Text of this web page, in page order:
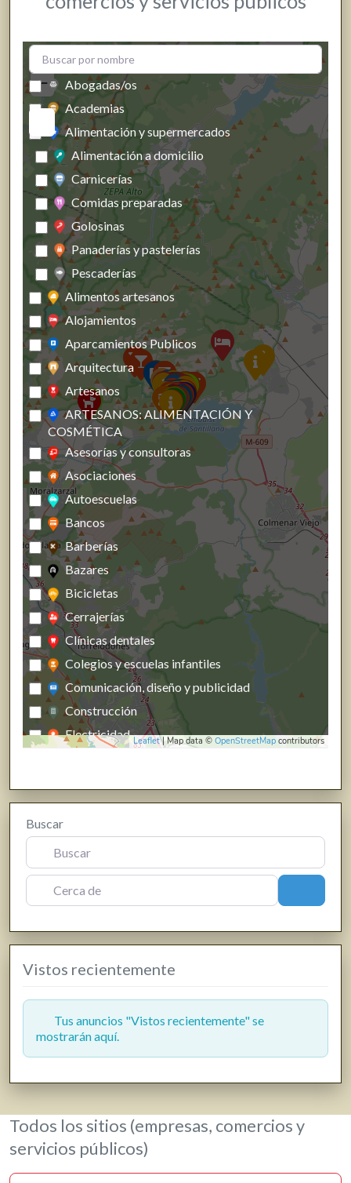
+
−
Leaflet| Map data © OpenStreetMap contributors
Abogadas/os
Academias
Alimentación y supermercados
Alimentación a domicilio
Carnicerías
Comidas preparadas
Golosinas
Panaderías y pastelerías
Pescaderías
Alimentos artesanos
Alojamientos
Aparcamientos Publicos
Arquitectura
Artesanos
ARTESANOS: ALIMENTACIÓN Y
COSMÉTICA
Asesorías y consultoras
Asociaciones
Autoescuelas
Bancos
Barberías
Bazares
Bicicletas
Cerrajerías
Clínicas dentales
Colegios y escuelas infantiles
Comunicación, diseño y publicidad
Construcción
Electricidad
Farmacias, parafarmacias y herbolarios
Fisioterapia
Floristerías
Fotografía y producción audiovisual
Gasóleo
Gasolineras
Hostelería y restauración
Informática y telecomunicaciones
Jardinería y viveros
Librerías, papelerías e impresión digital
Loterías
Buscar
Cerca de
Vistos recientemente
Tus anuncios "Vistos recientemente" se
mostrarán aquí.
Todos los sitios (empresas, comercios y
servicios públicos)